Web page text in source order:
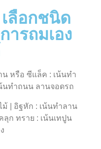
ลือกชนิด
ารถมเอง
น หรือ ซีแล็ค : เน้นทำ
นทำถนน ลานจอดรถ
| อิฐหัก : เน้นทำลาน
ก ทราย : เน้นเทปูน